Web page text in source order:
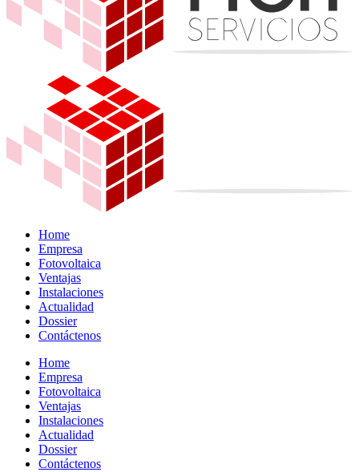
Home
Empresa
Fotovoltaica
Ventajas
Instalaciones
Actualidad
Dossier
Contáctenos
Home
Empresa
Fotovoltaica
Ventajas
Instalaciones
Actualidad
Dossier
Contáctenos